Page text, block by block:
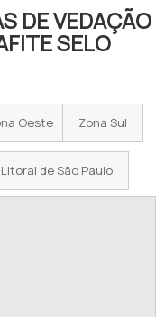
DE VEDAÇÃO
SELO
Oeste Zona Sul
Litoral de São Paulo